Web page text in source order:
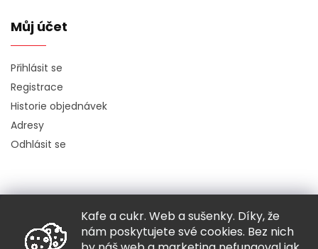
Kafe a cukr. Web a sušenky. Díky, že
nám poskytujete své cookies. Bez nich
Můj účet
Přihlásit se
Registrace
Historie objednávek
Adresy
Odhlásit se
Copyright 2026Hugo chodí bos. Všechna práva vyhrazena.
Grafický návrh vytvořil a nakódovalShoptak.cz